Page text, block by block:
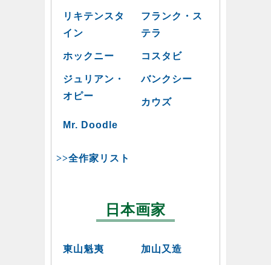
リキテンスタ
イン
フランク・ス
テラ
ホックニー コスタビ
ジュリアン・
オピー
バンクシー
カウズ
Mr. Doodle
>>全作家リスト
日本画家
東山魁夷 加山又造